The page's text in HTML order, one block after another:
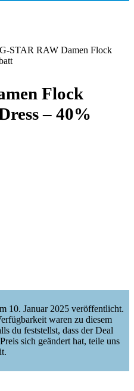
G-STAR RAW Damen Flock
Flock
– 40%
10. Januar 2025 veröffentlicht.
waren zu diesem
du feststellst, dass der Deal
sich geändert hat, teile uns